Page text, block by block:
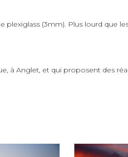
(3mm). Plus lourd que
à Anglet, et qui proposent des